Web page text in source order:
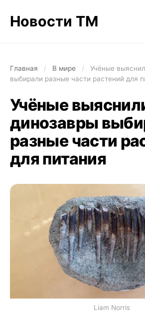
Новости ТМ
Главная / В мире /
Учёные
выбирали разные части растений для
Учёные
динозавры
разные части
для питания
Liam Norris